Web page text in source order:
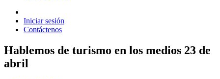
Iniciar sesión
Contáctenos
Hablemos de turismo en los medios 23 de
abril